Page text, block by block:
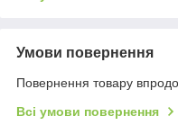
Умови повернення
Повернення товару
Всі умови повернення